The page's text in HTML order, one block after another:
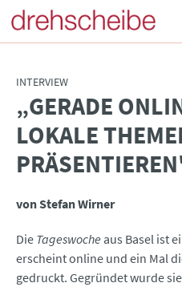
INTERVIEW
„GERADE
LOKALE
von Stefan Wirner
Die Tageswoche aus Basel ist
erscheint online und ein Mal
gedruckt. Gegründet wurde